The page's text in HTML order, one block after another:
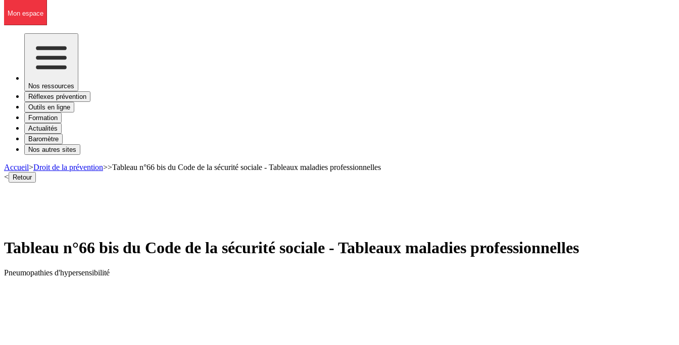
Mon espace
Nos ressources
Réflexes prévention
Outils en ligne
Formation
Actualités
Baromètre
Nos autres sites
Accueil>Droit de la prévention>>Tableau n°66 bis du Code de la sécurité sociale - Tableaux maladies professionnelles
< Retour
Tableau n°66 bis du Code de la sécurité sociale - Tableaux maladies professionnelles
Pneumopathies d'hypersensibilité